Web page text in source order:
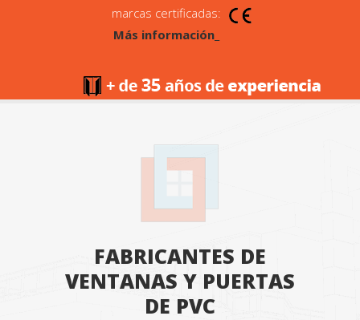
marcas certificadas:
Más información_
FABRICANTES DE
VENTANAS Y PUERTAS
DE PVC